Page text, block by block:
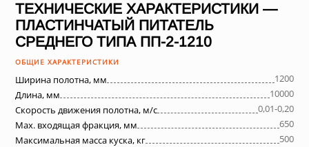
ТЕХНИЧЕСКИЕ ХАРАКТЕРИСТИКИ —
ПЛАСТИНЧАТЫЙ ПИТАТЕЛЬ
СРЕДНЕГО ТИПА ПП-2-1210
ОБЩИЕ ХАРАКТЕРИСТИКИ
Ширина полотна, мм
1200
Длина, мм
10000
Скорость движения полотна, м/с
0,01-0,20
Max. входящая фракция, мм
650
Максимальная масса куска, кг
500